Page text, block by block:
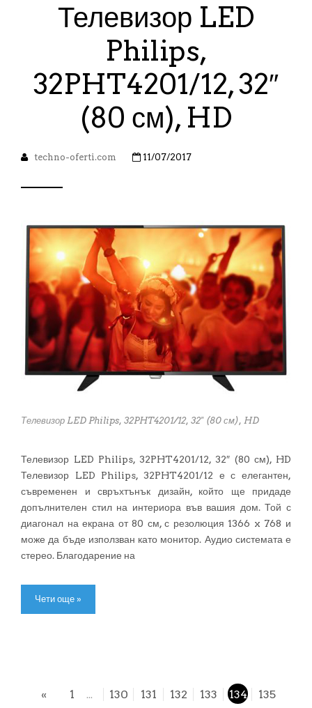
Телевизор LED
Philips,
32PHT4201/12, 32″
(80 см), HD
techno-oferti.com 11/07/2017
Телевизор LED Philips, 32PHT4201/12, 32" (80 см), HD
Телевизор LED Philips, 32PHT4201/12, 32″ (80 см), HD
Телевизор LED Philips, 32PHT4201/12 е с елегантен,
съвременен и свръхтънък дизайн, който ще придаде
допълнителен стил на интериора във вашия дом. Той с
диагонал на екрана от 80 см, с резолюция 1366 x 768 и
може да бъде използван като монитор. Аудио системата е
стерео. Благодарение на
Чети още »
« 1 ... 130 131 132 133 134 135